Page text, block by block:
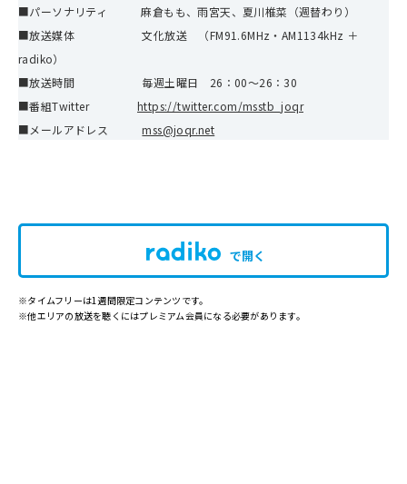
■パーソナリティ 麻倉もも、雨宮天、夏川椎菜（週替わり）
■放送媒体 文化放送 （FM91.6MHz・AM1134kHz ＋
radiko）
■放送時間 毎週土曜日 26：00～26：30
■番組Twitter https://twitter.com/msstb_joqr
■メールアドレスmss@joqr.net
で開く
※タイムフリーは1週間限定コンテンツです。
※他エリアの放送を聴くにはプレミアム会員になる必要があります。